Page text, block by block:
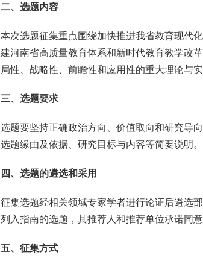
二、选题内容
本次选题征集重点围绕加快推进我省教育现代
建河南省高质量教育体系和新时代教育教学改
局性、战略性、前瞻性和应用性的重大理论与
三、选题要求
选题要坚持正确政治方向、价值取向和研究导
选题缘由及依据、研究目标与内容等简要说明
四、选题的遴选和采用
征集选题经相关领域专家学者进行论证后遴选
列入指南的选题，其推荐人和推荐单位承诺同
五、征集方式